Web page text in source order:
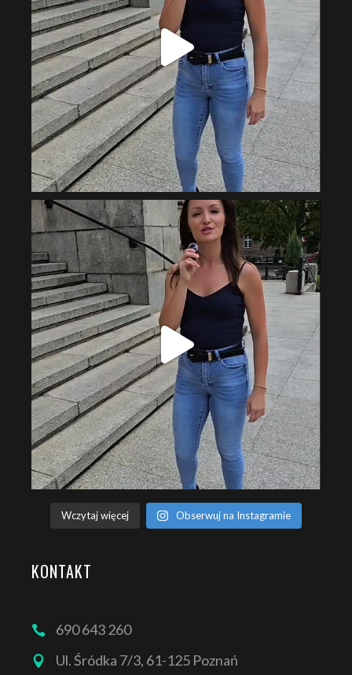
Wczytaj więcej Obserwuj na Instagramie
KONTAKT
690 643 260
Ul. Śródka 7/3, 61-125 Poznań